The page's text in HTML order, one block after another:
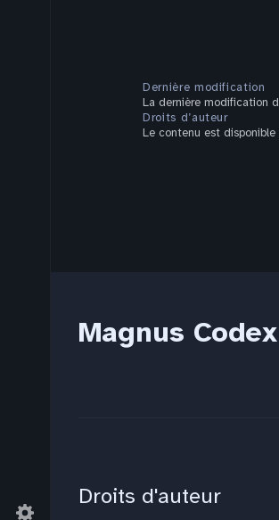
Dernière modification
La dernière modification
Droits d’auteur
Le contenu est disponible
Magnus Codex
Droits d'auteur